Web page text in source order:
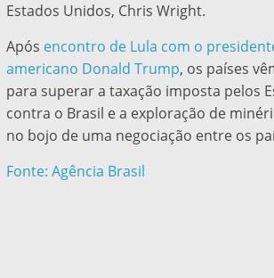
Estados Unidos, Chris Wright.
Após encontro de Lula com o
americano Donald Trump, os países
para superar a taxação imposta pelos
contra o Brasil e a exploração de
no bojo de uma negociação entre os
Fonte: Agência Brasil